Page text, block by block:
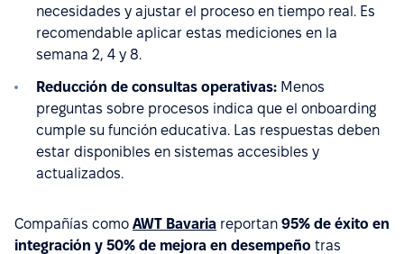
necesidades y ajustar el proceso en tiempo real. Es
recomendable aplicar estas mediciones en la
semana 2, 4 y 8.
Reducción de consultas operativas: Menos
preguntas sobre procesos indica que el onboarding
cumple su función educativa. Las respuestas deben
estar disponibles en sistemas accesibles y
actualizados.
Compañías como AWT Bavaria reportan 95% de éxito en
integración y 50% de mejora en desempeño tras